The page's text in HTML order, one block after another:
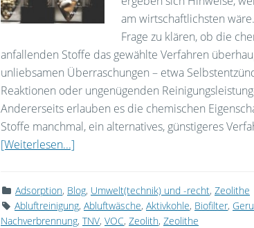
am wirtschaftlichsten
Frage zu klären, ob die
anfallenden Stoffe das gewählte Verfahren
unliebsamen Überraschungen – etwa
Reaktionen oder ungenügenden
Andererseits erlauben es die chemischen
Stoffe manchmal, ein alternatives, günstigeres
[Weiterlesen...]
Adsorption, Blog, Umwelt(technik) und -recht, Zeolithe
Abluftreinigung, Abluftwäsche, Aktivkohle, Biofilter,
Nachverbrennung, TNV, VOC, Zeolith, Zeolithe